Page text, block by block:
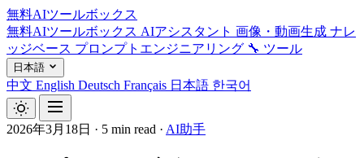
無料AIツールボックス
無料AIツールボックス AIアシスタント 画像・動画生成 ナレ
ッジベース プロンプトエンジニアリング 🔧 ツール
日本語
中文 English Deutsch Français 日本語 한국어
2026年3月18日 · 5 min read · AI助手